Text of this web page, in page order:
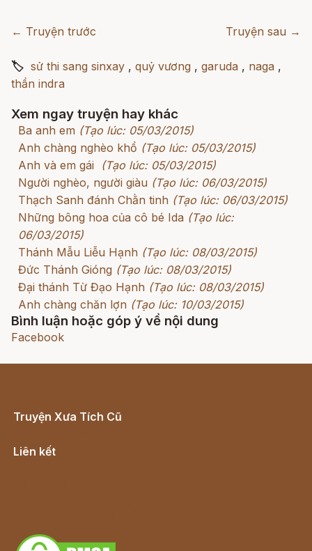
← Truyện trước Truyện sau →
🏷 sử thi sang sinxay , quỷ vương , garuda , naga ,
thần indra
Xem ngay truyện hay khác
Ba anh em (Tạo lúc: 05/03/2015)
Anh chàng nghèo khổ (Tạo lúc: 05/03/2015)
Anh và em gái
(Tạo lúc: 05/03/2015)
Người nghèo, người giàu (Tạo lúc: 06/03/2015)
Thạch Sanh đánh Chằn tinh (Tạo lúc: 06/03/2015)
Những bông hoa của cô bé Ida (Tạo lúc:
06/03/2015)
Thánh Mẫu Liễu Hạnh (Tạo lúc: 08/03/2015)
Đức Thánh Gióng (Tạo lúc: 08/03/2015)
Đại thánh Từ Đạo Hạnh (Tạo lúc: 08/03/2015)
Anh chàng chăn lợn (Tạo lúc: 10/03/2015)
Bình luận hoặc góp ý về nội dung
Facebook
Truyện Xưa Tích Cũ
Liên kết